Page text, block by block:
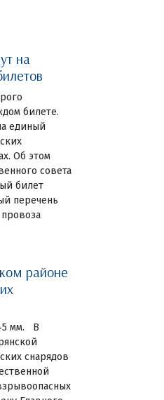
на
билете.
единый
Об этом
совета
билет
перечень
районе
мм. В
снарядов